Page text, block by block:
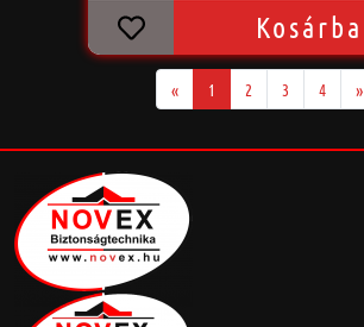
Kosárba
« 1 2 3 4 »